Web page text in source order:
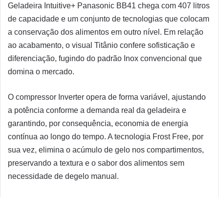
Geladeira Intuitive+ Panasonic BB41 chega com 407 litros
de capacidade e um conjunto de tecnologias que colocam
a conservação dos alimentos em outro nível. Em relação
ao acabamento, o visual Titânio confere sofisticação e
diferenciação, fugindo do padrão Inox convencional que
domina o mercado.
O compressor Inverter opera de forma variável, ajustando
a potência conforme a demanda real da geladeira e
garantindo, por consequência, economia de energia
contínua ao longo do tempo. A tecnologia Frost Free, por
sua vez, elimina o acúmulo de gelo nos compartimentos,
preservando a textura e o sabor dos alimentos sem
necessidade de degelo manual.